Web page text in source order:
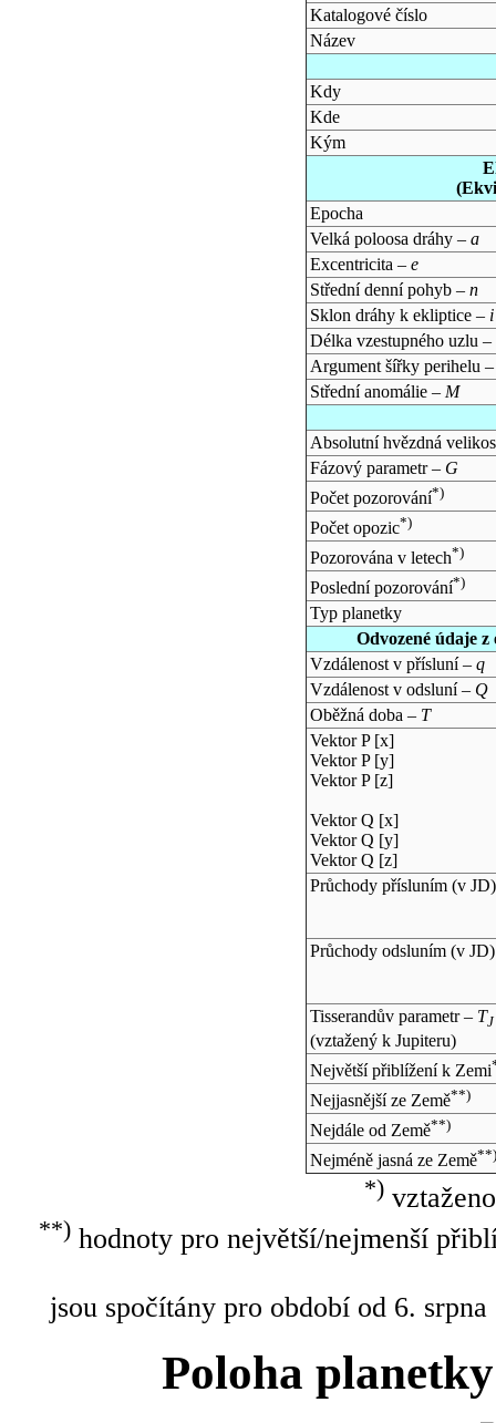
Katalogové číslo
Název
Kdy
Kde
Kým
Epocha
Velká poloosa dráhy – a
Excentricita – e
Střední denní pohyb – n
Sklon dráhy k ekliptice – i
Délka vzestupného uzlu –
Argument šířky perihelu
Střední anomálie – M
Absolutní hvězdná
Fázový parametr – G
Počet pozorování*)
Počet opozic*)
Pozorována v letech*)
Poslední pozorování*)
Typ planetky
Odvozené údaje
Vzdálenost v přísluní – q
Vzdálenost v odsluní – Q
Oběžná doba – T
Vektor P [x]
Vektor P [y]
Vektor P [z]
Vektor Q [x]
Vektor Q [y]
Vektor Q [z]
Průchody přísluním (v JD)
Průchody odsluním (v JD)
Tisserandův parametr – TJ
(vztažený k Jupiteru)
Největší přiblížení k Zemi
Nejjasnější ze Země**)
Nejdále od Země**)
Nejméně jasná ze Země**)
*)
**)hodnoty pro největší/nejmenší
jsou spočítány pro období od 6.
Poloha